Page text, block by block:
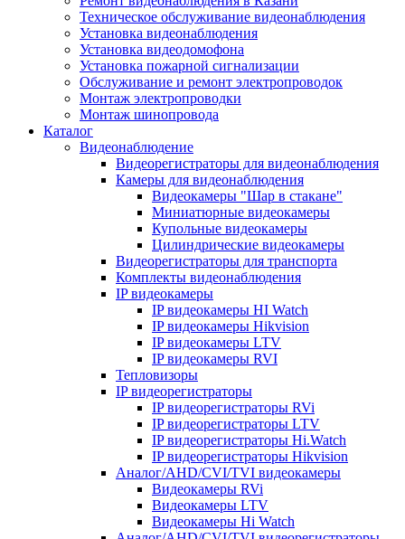
Техническое обслуживание видеонаблюдения
Установка видеонаблюдения
Установка видеодомофона
Установка пожарной сигнализации
Обслуживание и ремонт электропроводок
Монтаж электропроводки
Монтаж шинопровода
Каталог
Видеонаблюдение
Видеорегистраторы для видеонаблюдения
Камеры для видеонаблюдения
Видеокамеры "Шар в стакане"
Миниатюрные видеокамеры
Купольные видеокамеры
Цилиндрические видеокамеры
Видеорегистраторы для транспорта
Комплекты видеонаблюдения
IP видеокамеры
IP видеокамеры HI Watch
IP видеокамеры Hikvision
IP видеокамеры LTV
IP видеокамеры RVI
Тепловизоры
IP видеорегистраторы
IP видеорегистраторы RVi
IP видеорегистраторы LTV
IP видеорегистраторы Hi.Watch
IP видеорегистраторы Hikvision
Аналог/AHD/CVI/TVI видеокамеры
Видеокамеры RVi
Видеокамеры LTV
Видеокамеры Hi Watch